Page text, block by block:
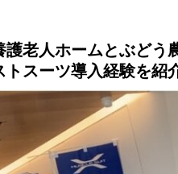
護老人ホームとぶどう
トスーツ導入経験を紹